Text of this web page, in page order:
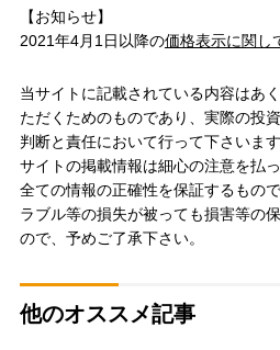
【お知らせ】
2021年4月1日以降の価格表示に関し
当サイトに記載されている内容はあ
ただくためのものであり、実際の投
判断と責任において行って下さいま
サイトの掲載情報は細心の注意を払
全ての情報の正確性を保証するもの
ラブル等の損失が被っても損害等の
ので、予めご了承下さい。
他のオススメ記事